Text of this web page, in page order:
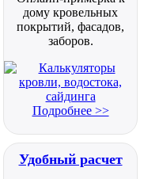
дому кровельных
покрытий, фасадов,
заборов.
Подробнее >>
Удобный расчет